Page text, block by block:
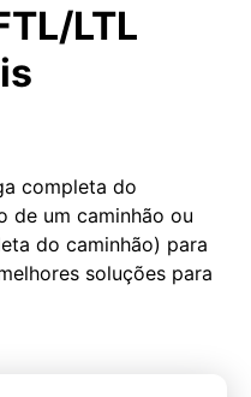
LTL
completa do
de um caminhão ou
do caminhão) para
soluções para